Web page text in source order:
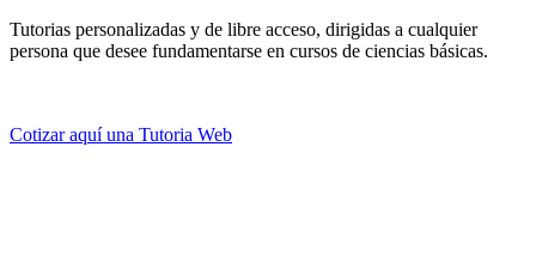
Tutorias personalizadas y de libre acceso, dirigidas a cualquier
persona que desee fundamentarse en cursos de ciencias básicas.
Cotizar aquí una Tutoria Web